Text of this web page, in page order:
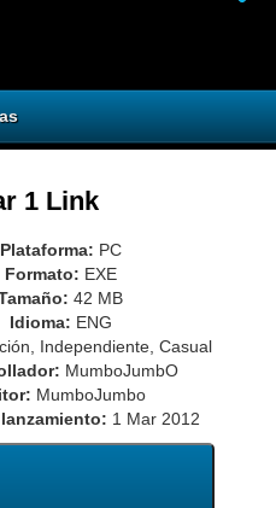
1 Link
Plataforma: PC
Formato: EXE
42 MB
Idioma: ENG
Independiente, Casual
MumboJumbO
MumboJumbo
1 Mar 2012